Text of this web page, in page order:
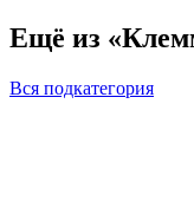
Ещё из
Вся подкатегория